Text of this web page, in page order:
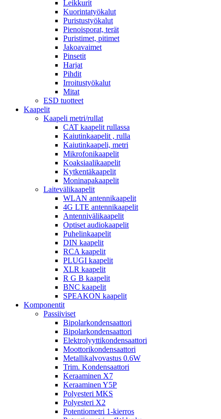
Leikkurit
Kuorintatyökalut
Puristustyökalut
Pienoisporat, terät
Puristimet, pitimet
Jakoavaimet
Pinsetit
Harjat
Pihdit
Irroitustyökalut
Mitat
ESD tuotteet
Kaapelit
Kaapeli metri/rullat
CAT kaapelit rullassa
Kaiutinkaapelit , rulla
Kaiutinkaapeli, metri
Mikrofonikaapelit
Koaksiaalikaapelit
Kytkentäkaapelit
Moninapakaapelit
Laitevälikaapelit
WLAN antennikaapelit
4G LTE antennikaapelit
Antennivälikaapelit
Optiset audiokaapelit
Puhelinkaapelit
DIN kaapelit
RCA kaapelit
PLUGI kaapelit
XLR kaapelit
R G B kaapelit
BNC kaapelit
SPEAKON kaapelit
Komponentit
Passiiviset
Bipolarkondensaattori
Bipolarkondensaattori
Elektrolyyttikondensaattori
Moottorikondensaattori
Metallikalvovastus 0.6W
Trim. Kondensaattori
Keraaminen X7
Keraaminen Y5P
Polyesteri MKS
Polyesteri X2
Potentiometri 1-kierros